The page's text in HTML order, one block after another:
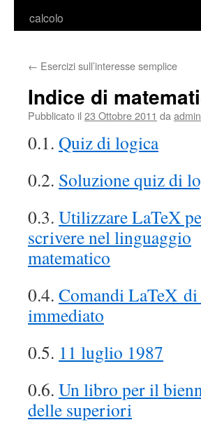
calcolo
← Esercizi sull’interesse semplice
Indice di
Pubblicato il 23 Ottobre 2011 da admin
0.1. Quiz di logica
0.2. Soluzione quiz di
0.3. Utilizzare LaTeX
scrivere nel linguaggio
matematico
0.4. Comandi LaTeX di
immediato
0.5. 11 luglio 1987
0.6. Un libro per il
delle superiori